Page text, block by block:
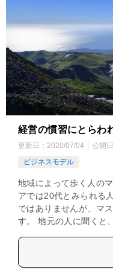
経営の慣習にとらわ
更新日： 2020/07/04 公開日
ビジネスモデル
地域によって歩く人の
アでは20代とみられる
ではありませんが、マ
す。 地元の人に聞くと